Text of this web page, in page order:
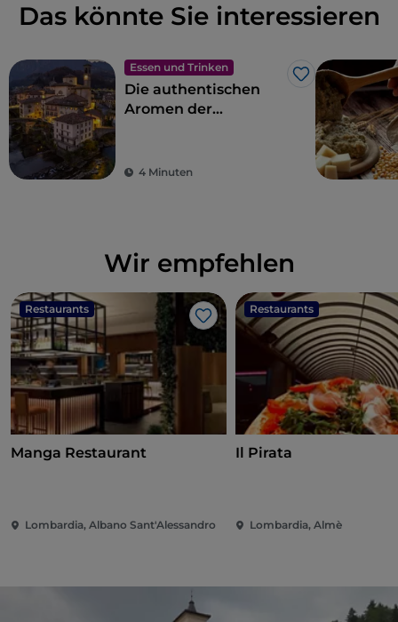
Das könnte Sie interessieren
Essen und Trinken
Like
Die authentischen
Aromen der
Brembana
4 Minuten
Wir empfehlen
Restaurants
Like
Manga Restaurant
Lombardia, Albano Sant'Alessandro
Restaurants
Il Pirata
Lombardia, Almè